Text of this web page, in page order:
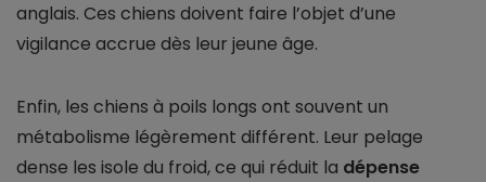
anglais. Ces chiens doivent faire l’objet d’une
vigilance accrue dès leur jeune âge.
Enfin, les chiens à poils longs ont souvent un
métabolisme légèrement différent. Leur pelage
dense les isole du froid, ce qui réduit la dépense